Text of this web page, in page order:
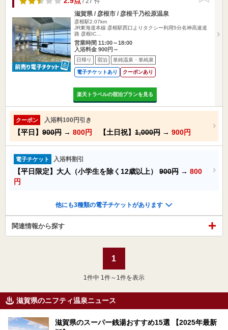
滋賀県 / 彦根市 / 彦根千乃松原温泉
彦根駅2.07km
JR東海道本線 彦根駅西口よりタクシー利用5分名神高速道
路 彦根IC…
営業時間 11:00～18:00
入浴料金 900円～
日帰り 宿泊 単純温泉・単純泉
電子チケットあり クーポンあり
楽天トラベルの宿泊プランを見る
クーポン 入浴料100円引き
【平日】 900円 → 800円 【土日祝】 1,000円 → 900円
電子チケット 入浴料割引
【平日限定】大人（小学生を除く12歳以上） 900円 → 800
円
他にも3種類の電子チケットがあります
関連情報から探す
1
1 件中 1件～1件を表示
滋賀県のニフティ温泉ニュース
滋賀県のスーパー銭湯おすすめ15選 【2025年最新